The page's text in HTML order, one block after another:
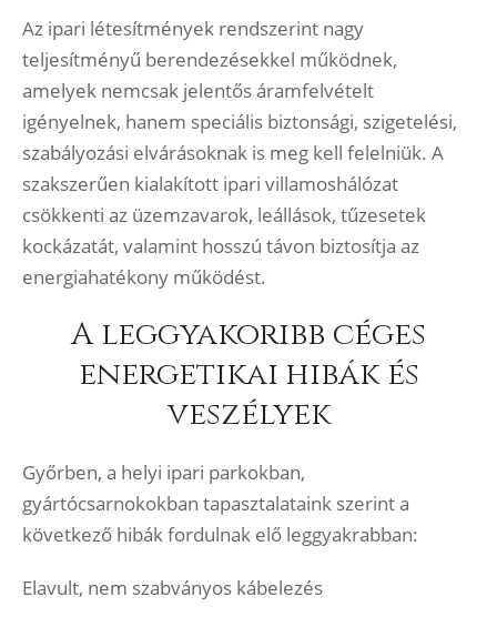
Az ipari létesítmények rendszerint nagy
teljesítményű berendezésekkel működnek,
amelyek nemcsak jelentős áramfelvételt
igényelnek, hanem speciális biztonsági, szigetelési,
szabályozási elvárásoknak is meg kell felelniük. A
szakszerűen kialakított ipari villamoshálózat
csökkenti az üzemzavarok, leállások, tűzesetek
kockázatát, valamint hosszú távon biztosítja az
energiahatékony működést.
A leggyakoribb céges
energetikai hibák és
veszélyek
Győrben, a helyi ipari parkokban,
gyártócsarnokokban tapasztalataink szerint a
következő hibák fordulnak elő leggyakrabban:
Elavult, nem szabványos kábelezés